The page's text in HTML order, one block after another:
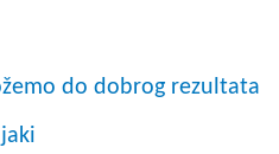
do dobrog rezultata